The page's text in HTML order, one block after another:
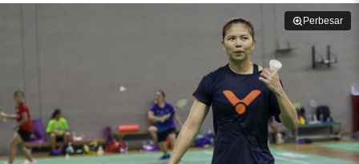
Perbesar